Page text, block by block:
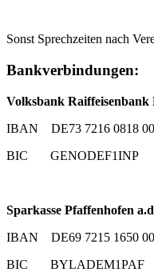
Sonst Sprechzeiten nach
Bankverbindungen:
Volksbank Raiffeisenbank
IBAN DE73 7216 0818
BIC GENODEF1INP
Sparkasse Pfaffenhofen
IBAN DE69 7215 1650
BIC BYLADEM1PAF